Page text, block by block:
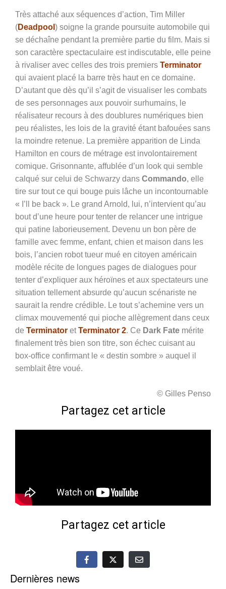
Très attaché aux séquences d’action, Tim Miller
(Deadpool ) soigne la grande poursuite automobile qui
se déchaîne pendant la première partie du film. Mais si
son caractère spectaculaire est indiscutable, elle peine
à rivaliser avec celles des trois premiers Terminator
qui avaient placé la barre très haut en ce domaine.
D’autant que dès qu’il s’agit de visualiser les combats
de ses personnages aux pouvoir surhumains, le
réalisateur recours à des doublures numériques bien
peu réalistes, les lois de la gravité étant bafouées sans
la moindre retenue. La première apparition de Linda
Hamilton en cours de métrage est involontairement
comique. Grisonnante, affublée d’un look qui semble
calqué sur celui de Schwarzy dans Commando, elle
tire sur tout ce qui bouge puis lâche un incontournable
« I’ll be back ». Le grand Arnold, lui, n’intervient qu’au
bout d’une heure pour tenter de relancer une intrigue
qui patine laborieusement. Devenu un bon père de
famille avec femme, enfant, chien et maison dans les
bois, l’ancien robot tueur mué en citoyen américain
modèle récite de longues pages de dialogues pour
tenter d’expliquer aux héroïnes et aux spectateurs une
situation tellement absurde qu’aucun scénariste ne
saurait la rendre crédible. Le tout s’achemine vers un
climax mouvementé qui pioche allègrement dans ceux
de Terminator etTerminator 2. Ce Dark Fate mérite
finalement très bien son titre, son échec cuisant au
box-office confirmant le « destin sombre » auquel il
semblait être voué.
© Gilles Penso
Partagez cet article
Partagez cet article
Dernières news